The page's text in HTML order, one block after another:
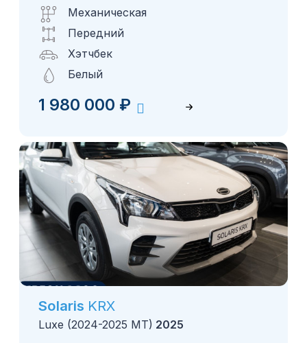
Механическая
Передний
Хэтчбек
Белый
1 980 000 ₽
Solaris KRX
Luxe (2024-2025 MT) 2025